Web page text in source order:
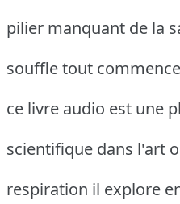
pilier manquant de la
souffle tout
ce livre audio est une
scientifique dans l'art
respiration il explore